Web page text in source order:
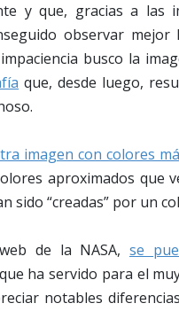
y que, gracias a las
observar
busco la
que, desde luego,
imagen con colores
aproximados que
sido “creadas” por un
de la NASA, se
que ha servido para el
notables